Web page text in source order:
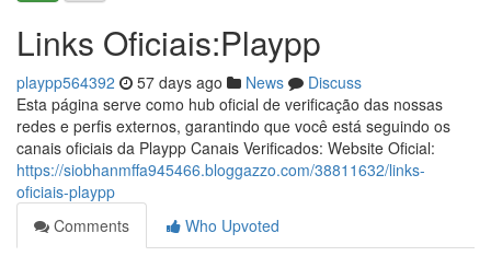
Links Oficiais:Playpp
playpp564392 57 days ago News
Discuss
Esta página serve como hub oficial de verificação das nossas
redes e perfis externos, garantindo que você está seguindo os
canais oficiais da Playpp Canais Verificados: Website Oficial:
https://siobhanmffa945466.bloggazzo.com/38811632/links-
oficiais-playpp
Comments
Who Upvoted